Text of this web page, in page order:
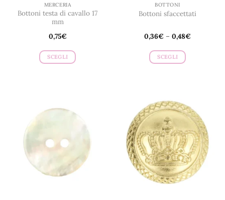
MERCERIA
Bottoni testa di cavallo 17
mm
0,75€
SCEGLI
varianti.
possono
scelte
nella
BOTTONI
Bottoni sfaccettati
0,36€ – 0,48€
SCEGLI
più
varianti.
Le
opzioni
possono
essere
scelte
nella
pagina